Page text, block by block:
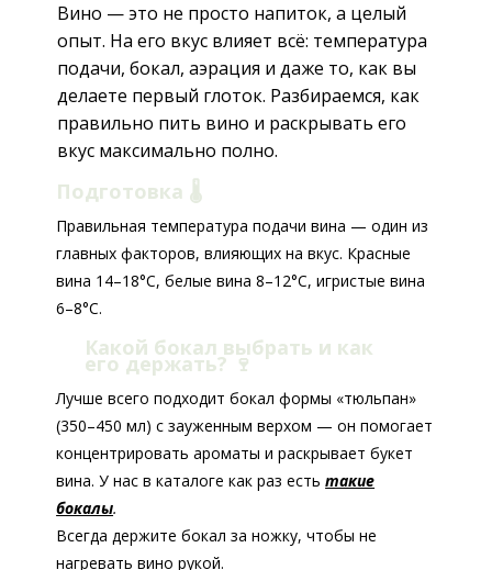
Вино — это не просто напиток, а целый
опыт. На его вкус влияет всё: температура
подачи, бокал, аэрация и даже то, как вы
делаете первый глоток. Разбираемся, как
правильно пить вино и раскрывать его
вкус максимально полно.
Подготовка 🌡️
Правильная температура подачи вина — один из
главных факторов, влияющих на вкус. Красные
вина 14–18°C, белые вина 8–12°C, игристые вина
6–8°C.
Какой бокал выбрать и как
его держать?🍷
Лучше всего подходит бокал формы «тюльпан»
(350–450 мл) с зауженным верхом — он помогает
концентрировать ароматы и раскрывает букет
вина. У нас в каталоге как раз естьтакие
бокалы.
Всегда держите бокал за ножку, чтобы не
нагревать вино рукой.